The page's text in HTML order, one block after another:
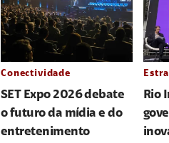
Conectividade
SET Expo 2026 debate
o futuro da mídia e do
entretenimento
Rio